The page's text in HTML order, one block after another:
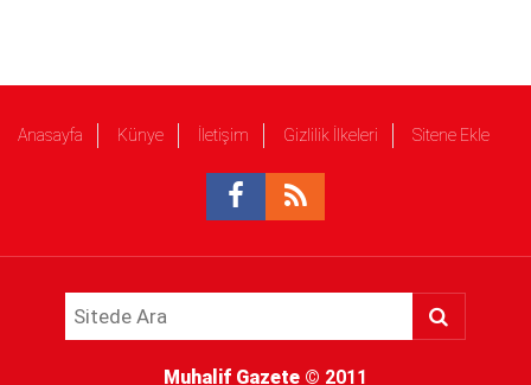
Anasayfa Künye İletişim Gizlilik İlkeleri Sitene Ekle
Muhalif Gazete © 2011